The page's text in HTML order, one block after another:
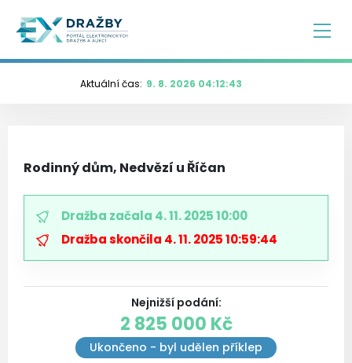
Aktuální čas: 9. 8. 2026 04:12:43
Rodinný dům, Nedvězí u Říčan
Dražba začala 4. 11. 2025 10:00
Dražba skončila 4. 11. 2025 10:59:44
Nejnižší podání:
2 825 000 Kč
Ukončeno - byl udělen příklep